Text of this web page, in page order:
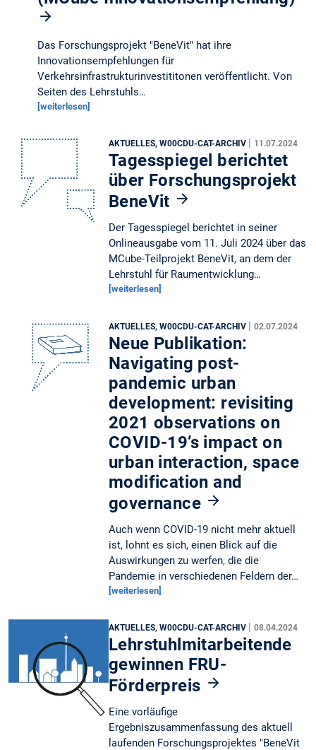
Das Forschungsprojekt "BeneVit" hat ihre
Innovationsempfehlungen für
Verkehrsinfrastrukturinvestititonen veröffentlicht. Von
Seiten des Lehrstuhls…
[weiterlesen]
AKTUELLES, W00CDU-CAT-ARCHIV 11.07.2024
Tagesspiegel berichtet
über Forschungsprojekt
BeneVit
Der Tagesspiegel berichtet in seiner
Onlineausgabe vom 11. Juli 2024 über das
MCube-Teilprojekt BeneVit, an dem der
Lehrstuhl für Raumentwicklung…
[weiterlesen]
AKTUELLES, W00CDU-CAT-ARCHIV | 02.07.2024
Neue Publikation:
Navigating post-
pandemic urban
development: revisiting
2021 observations on
COVID-19’s impact on
urban interaction, space
modification and
governance
Auch wenn COVID-19 nicht mehr aktuell
ist, lohnt es sich, einen Blick auf die
Auswirkungen zu werfen, die die
Pandemie in verschiedenen Feldern der…
[weiterlesen]
AKTUELLES, W00CDU-CAT-ARCHIV | 08.04.2024
Lehrstuhlmitarbeitende
gewinnen FRU-
Förderpreis
Eine vorläufige
Ergebniszusammenfassung des aktuell
laufenden Forschungsprojektes "BeneVit